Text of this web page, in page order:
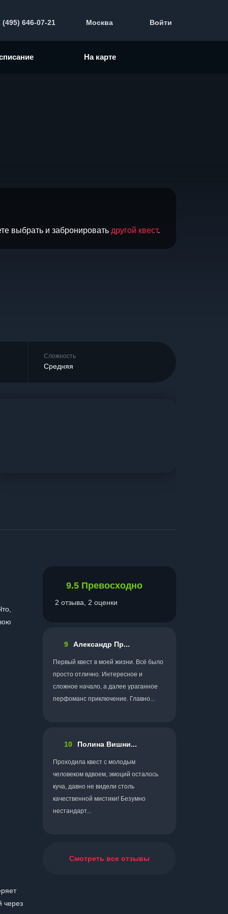
(495) 646-07-21 Москва Войти
На карте
выбрать и забронировать другой квест.
Сложность
Средняя
через
9.5 Превосходно
2 отзыва, 2 оценки
9 Александр Пр...
Первый квест в моей жизни. Всё было
просто отлично. Интересное и
сложное начало, а далее ураганное
перфоманс приключение. Главно...
10 Полина Вишни...
Проходила квест с молодым
человеком вдвоем, эмоций осталось
куча, давно не видели столь
качественной мистики! Безумно
нестандарт...
Смотреть все отзывы